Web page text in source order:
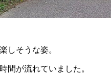
しそうな姿。
間が流れていました。